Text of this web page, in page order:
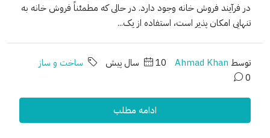
در فرآیند فروش خانه وجود دارد. در حالی که مطمئناً فروش خانه به
تنهایی امکان پذیر است، استفاده از یک...
توسط Ahmad Khan 10 سال پیش
ساخت و ساز
0
ادامه مطلب